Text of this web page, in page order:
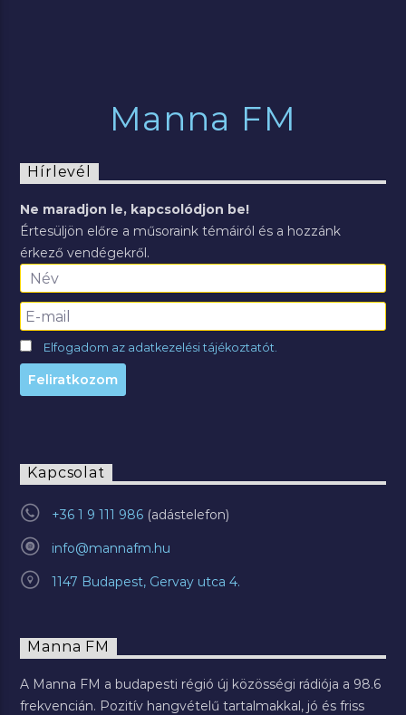
Manna FM
Hírlevél
Ne maradjon le, kapcsolódjon be!
Értesüljön előre a műsoraink témáiról és a hozzánk
érkező vendégekről.
Elfogadom az adatkezelési tájékoztatót.
Kapcsolat
+36 1 9 111 986
info@mannafm.hu
1147 Budapest, Gervay utca 4.
Manna FM
A Manna FM a budapesti régió új közösségi rádiója a 98.6
frekvencián. Pozitív hangvételű tartalmakkal, jó és friss